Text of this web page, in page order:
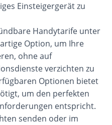
Einsteigergerät zu
Handytarife unter
Option, um Ihre
ohne auf
verzichten zu
Optionen bietet
um den perfekten
entspricht.
senden oder im